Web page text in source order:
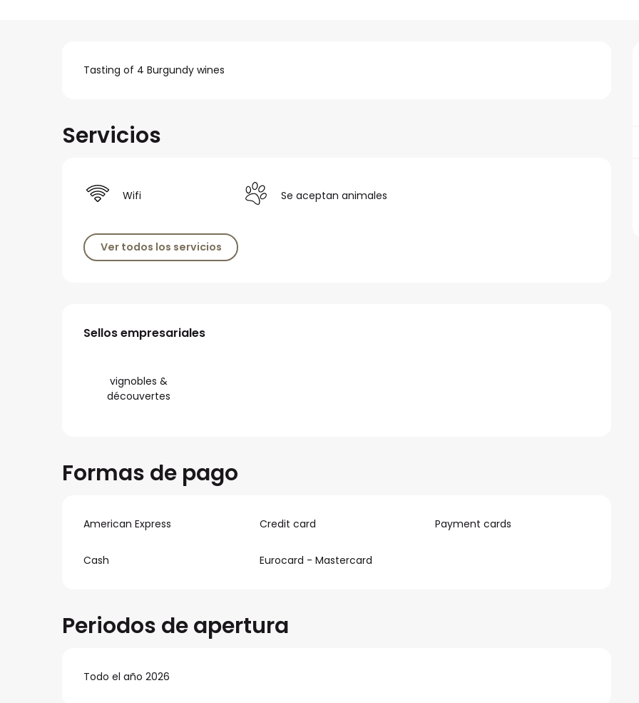
Descripción
Tasting of 4 Burgundy wines
Servicios
Wifi Se aceptan animales
Ver todos los servicios
Oferta de prestaciones
Sellos empresariales
Sellos empresariales
vignobles &
découvertes
Formas de pago
American Express Credit card Payment cards
Cash Eurocard - Mastercard
Periodos de apertura
Todo el año 2026